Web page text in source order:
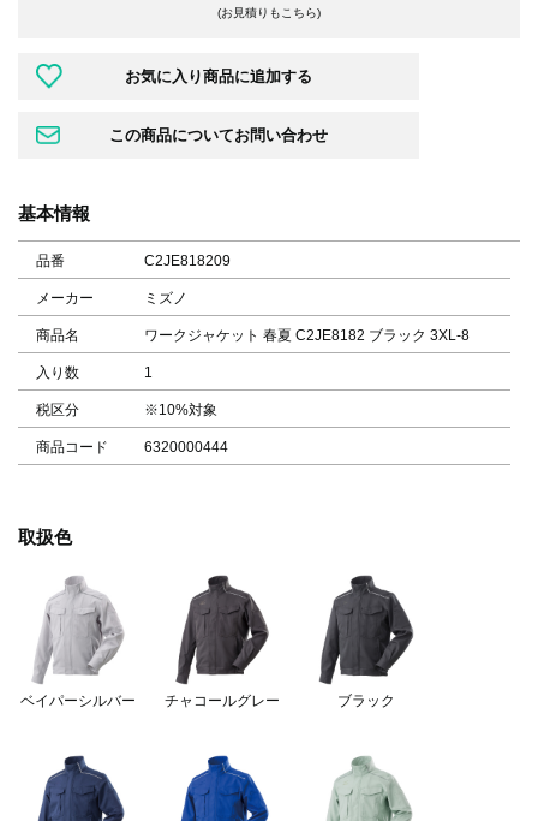
(お見積りもこちら)
基本情報
品番 C2JE818209
メーカー ミズノ
商品名 ワークジャケット 春夏 C2JE8182 ブラック 3XL-8
入り数 1
税区分 ※10%対象
商品コード 6320000444
取扱色
ベイパーシルバー チャコールグレー ブラック